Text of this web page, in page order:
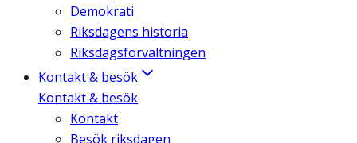
Demokrati
Riksdagens historia
Riksdagsförvaltningen
Kontakt & besök
Kontakt & besök
Kontakt
Besök riksdagen